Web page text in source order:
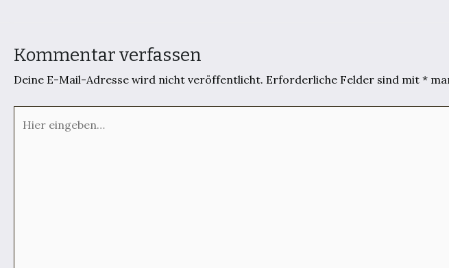
Kommentar verfassen
Deine E-Mail-Adresse wird nicht veröffentlicht. Erforderliche Felder sind mit *
eingeben…